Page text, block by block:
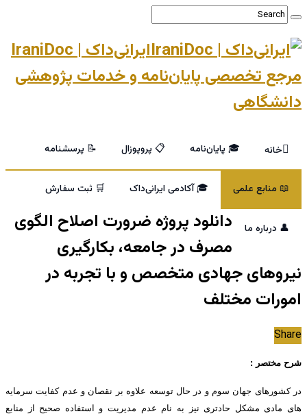
ایرانی‌داک | IraniDoc
مرجع تخصصی پایان‌نامه و خدمات پژوهشی
دانشگاهی
خانه 🎓 پایان‌نامه 📋 پروپوزال 📝 پرسشنامه
📖 منابع علمی 🎓 آکادمی ایرانی‌داک 🛒 ثبت سفارش
👤 درباره ما
دانلود پروژه ضرورت اصلاح الگوی
مصرف در جامعه، بکارگیری
نیروهای جهادی متخصص و با تجربه در
امورات مختلف
Share
شرح مختصر :
در کشورهای جهان سوم و در حال توسعه علاوه بر نقصان و عدم کفایت سرمایه
های مادی مشکل حادتری نیز به نام عدم مدیریت و استفاده صحیح از منابع